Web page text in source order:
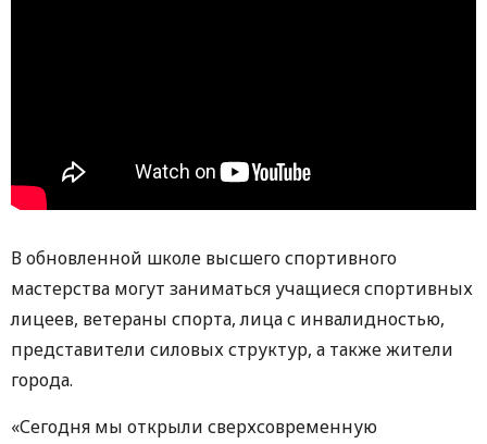
В обновленной школе высшего спортивного
мастерства могут заниматься учащиеся спортивных
лицеев, ветераны спорта, лица с инвалидностью,
представители силовых структур, а также жители
города.
«Сегодня мы открыли сверхсовременную